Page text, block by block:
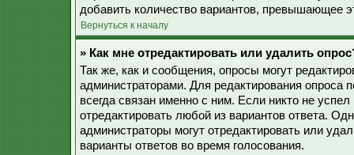
добавить количество вариантов, превышающее
Вернуться к началу
» Как мне отредактировать или удалить
Так же, как и сообщения, опросы могут
администраторами. Для редактирования опроса
всегда связан именно с ним. Если никто не
отредактировать любой из вариантов ответа.
администраторы могут отредактировать или
варианты ответов во время голосования.